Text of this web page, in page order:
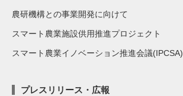
農研機構との事業開発に向けて
スマート農業施設供用推進プロジェクト
スマート農業イノベーション推進会議(IPCSA)
プレスリリース・広報